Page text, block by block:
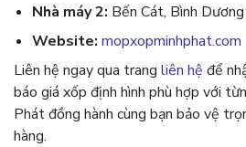
Nhà máy 2: Bến Cát, Bình Dương
Website: mopxopminhphat.com
Liên hệ ngay qua trang liên hệ để
báo giá xốp định hình phù hợp với
Phát đồng hành cùng bạn bảo vệ
hàng.